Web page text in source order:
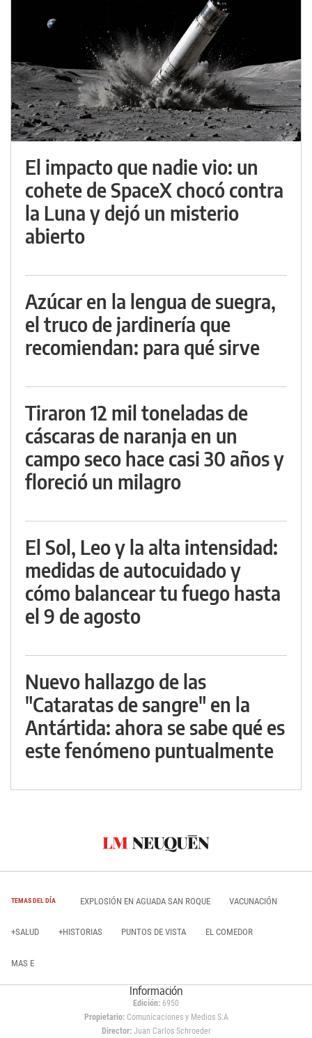
El impacto que nadie vio: un
cohete de SpaceX chocó contra
la Luna y dejó un misterio
abierto
Azúcar en la lengua de suegra,
el truco de jardinería que
recomiendan: para qué sirve
Tiraron 12 mil toneladas de
cáscaras de naranja en un
campo seco hace casi 30 años y
floreció un milagro
El Sol, Leo y la alta intensidad:
medidas de autocuidado y
cómo balancear tu fuego hasta
el 9 de agosto
Nuevo hallazgo de las
"Cataratas de sangre" en la
Antártida: ahora se sabe qué es
este fenómeno puntualmente
TEMAS DEL DÍA EXPLOSIÓN EN AGUADA SAN ROQUE VACUNACIÓN
+SALUD +HISTORIAS PUNTOS DE VISTA EL COMEDOR
MAS E
Información
Edición: 6950
Propietario:Comunicaciones y Medios S.A
Director: Juan Carlos Schroeder